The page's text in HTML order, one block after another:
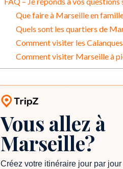
Que faire à Marseille en
Quels sont les quartiers de
Comment visiter les
Comment visiter Marseille à
Planificateur de voyage TripZ
Vous allez à
Marseille?
Créez votre itinéraire jour par jour